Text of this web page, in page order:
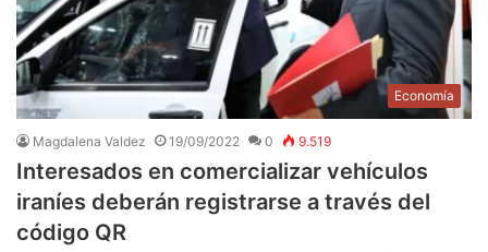
Economía
Magdalena Valdez 19/09/2022 0 9.519
Interesados en comercializar vehículos
iraníes deberán registrarse a través del
código QR